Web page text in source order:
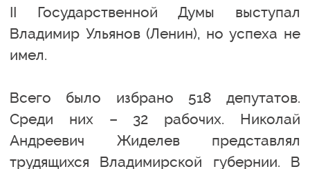
II Государственной Думы выступал
Владимир Ульянов (Ленин), но успеха не
имел.
Всего было избрано 518 депутатов.
Среди них – 32 рабочих. Николай
Андреевич Жиделев представлял
трудящихся Владимирской губернии. В